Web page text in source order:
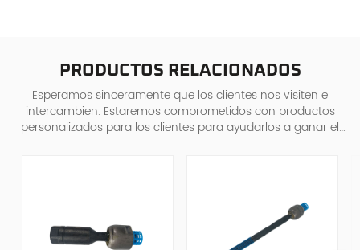
PRODUCTOS RELACIONADOS
Esperamos sinceramente que los clientes nos visiten e
intercambien. Estaremos comprometidos con productos
personalizados para los clientes para ayudarlos a ganar el